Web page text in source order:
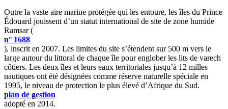
Outre la vaste aire marine protégée qui les entoure, les îles du Prince
Édouard jouissent d’un statut international de site de zone humide
Ramsar (
n° 1688
), inscrit en 2007. Les limites du site s’étendent sur 500 m vers le
large autour du littoral de chaque île pour englober les lits de varech
côtiers. Les deux îles et leurs eaux territoriales jusqu’à 12 milles
nautiques ont été désignées comme réserve naturelle spéciale en
1995, le niveau de protection le plus élevé d’Afrique du Sud.
plan de gestion
adopté en 2014.